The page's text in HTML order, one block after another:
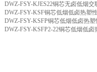
DWZ-FSY-KJES22铜芯无卤低烟
DWZ-FSY-KSF铜芯低烟低卤热塑
DWZ-FSY-KSFP铜芯低烟低卤热
DWZ-FSY-KSFP2-22铜芯低烟低